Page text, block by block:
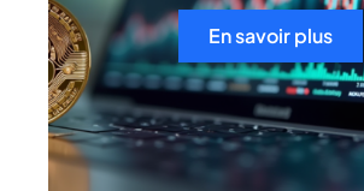
En savoir plus